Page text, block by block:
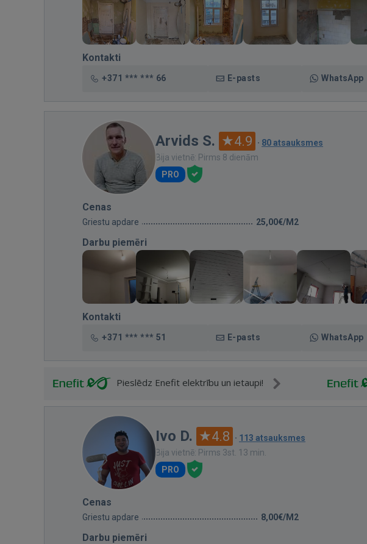
Kontakti
+371 *** *** 66 E-pasts WhatsApp
Arvids S. 4.9 · 80 atsauksmes
Bija vietnē: Pirms 8 dienām
PRO
Cenas
Griestu apdare 25,00€/M2
Darbu piemēri
Kontakti
+371 *** *** 51 E-pasts WhatsApp
Pieslēdz Enefit elektrību un ietaupi!
Ivo D. 4.8 · 113 atsauksmes
Bija vietnē: Pirms 3st. 13 min.
PRO
Cenas
Griestu apdare 8,00€/M2
Darbu piemēri